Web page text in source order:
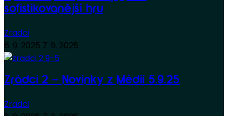
sofistikovanější hru
Zradci
6. 9. 2025 7. 9. 2025
Zrádci 2 – Novinky z Médií 5.9.25
Zradci